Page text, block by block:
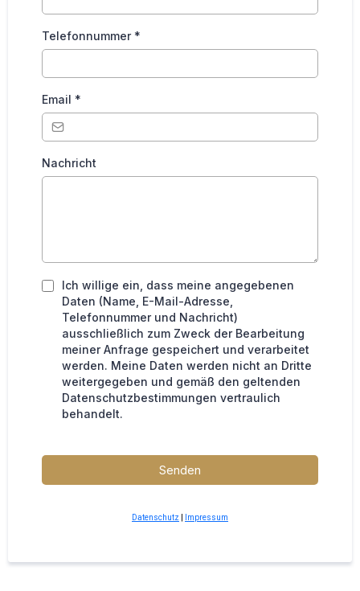
Telefonnummer *
Email *
Nachricht
Ich willige ein, dass meine angegebenen
Daten (Name, E-Mail-Adresse,
Telefonnummer und Nachricht)
ausschließlich zum Zweck der Bearbeitung
meiner Anfrage gespeichert und verarbeitet
werden. Meine Daten werden nicht an Dritte
weitergegeben und gemäß den geltenden
Datenschutzbestimmungen vertraulich
behandelt.
Senden
Datenschutz Impressum